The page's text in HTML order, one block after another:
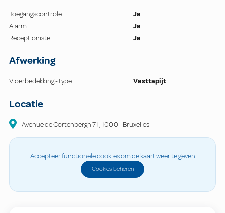
Toegangscontrole
Ja
Alarm
Ja
Receptioniste
Ja
Afwerking
Vloerbedekking - type Vasttapijt
Locatie
Avenue de Cortenbergh71 ,1000-Bruxelles
Accepteer functionele cookies om de kaart weer te geven
Cookies beheren